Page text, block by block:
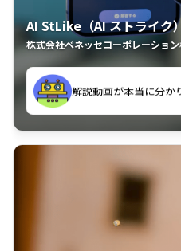
AI StLike（AI ストライク
株式会社ベネッセコーポレーショ
古文漢文を主に使わせ
のに非常に役立ってい
解説動画が本当に分か